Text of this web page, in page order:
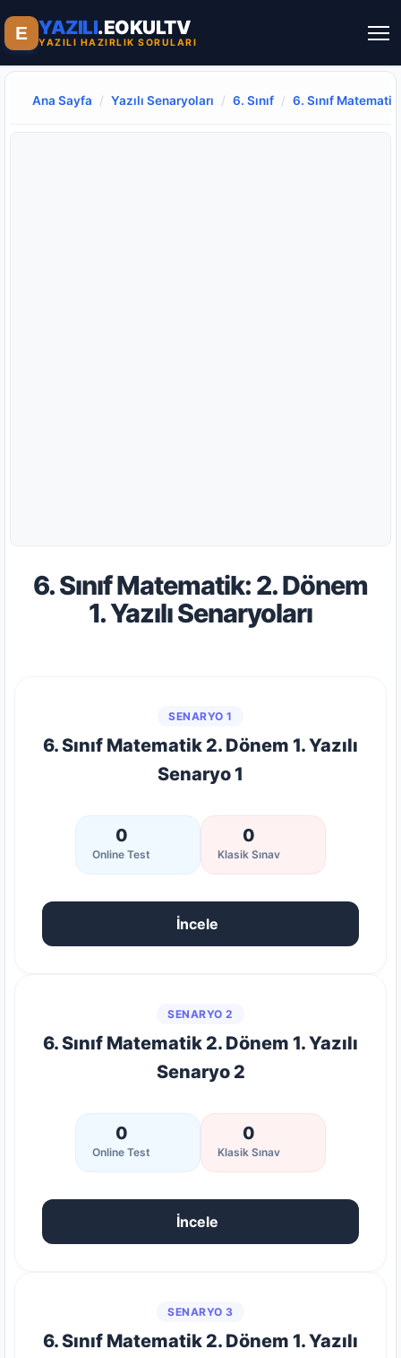
E YAZILI.EOKULTV
YAZILI HAZIRLIK SORULARI
Ana Sayfa / Yazılı Senaryoları / 6. Sınıf / 6. Sınıf Matematik
6. Sınıf Matematik: 2. Dönem
1. Yazılı Senaryoları
SENARYO 1
6. Sınıf Matematik 2. Dönem 1. Yazılı
Senaryo 1
0
Online Test
0
Klasik Sınav
İncele
SENARYO 2
6. Sınıf Matematik 2. Dönem 1. Yazılı
Senaryo 2
0
Online Test
0
Klasik Sınav
İncele
SENARYO 3
6. Sınıf Matematik 2. Dönem 1. Yazılı